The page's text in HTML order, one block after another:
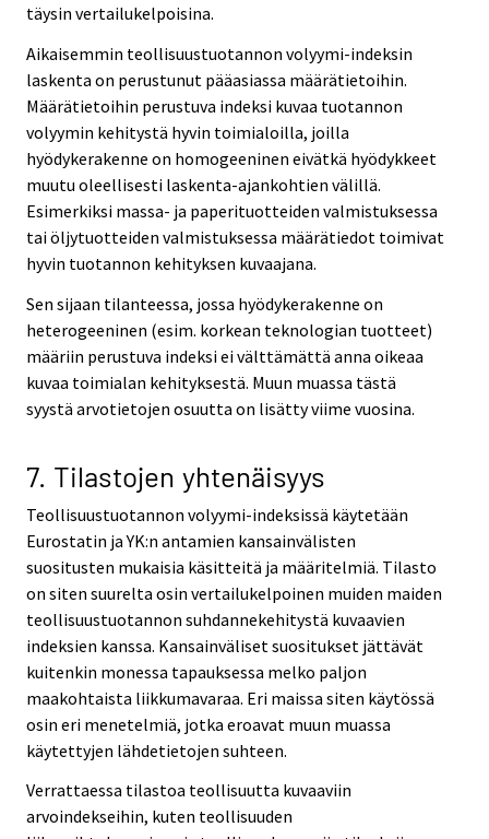
täysin vertailukelpoisina.
Aikaisemmin teollisuustuotannon volyymi-indeksin
laskenta on perustunut pääasiassa määrätietoihin.
Määrätietoihin perustuva indeksi kuvaa tuotannon
volyymin kehitystä hyvin toimialoilla, joilla
hyödykerakenne on homogeeninen eivätkä hyödykkeet
muutu oleellisesti laskenta-ajankohtien välillä.
Esimerkiksi massa- ja paperituotteiden valmistuksessa
tai öljytuotteiden valmistuksessa määrätiedot toimivat
hyvin tuotannon kehityksen kuvaajana.
Sen sijaan tilanteessa, jossa hyödykerakenne on
heterogeeninen (esim. korkean teknologian tuotteet)
määriin perustuva indeksi ei välttämättä anna oikeaa
kuvaa toimialan kehityksestä. Muun muassa tästä
syystä arvotietojen osuutta on lisätty viime vuosina.
7. Tilastojen yhtenäisyys
Teollisuustuotannon volyymi-indeksissä käytetään
Eurostatin ja YK:n antamien kansainvälisten
suositusten mukaisia käsitteitä ja määritelmiä. Tilasto
on siten suurelta osin vertailukelpoinen muiden maiden
teollisuustuotannon suhdannekehitystä kuvaavien
indeksien kanssa. Kansainväliset suositukset jättävät
kuitenkin monessa tapauksessa melko paljon
maakohtaista liikkumavaraa. Eri maissa siten käytössä
osin eri menetelmiä, jotka eroavat muun muassa
käytettyjen lähdetietojen suhteen.
Verrattaessa tilastoa teollisuutta kuvaaviin
arvoindekseihin, kuten teollisuuden